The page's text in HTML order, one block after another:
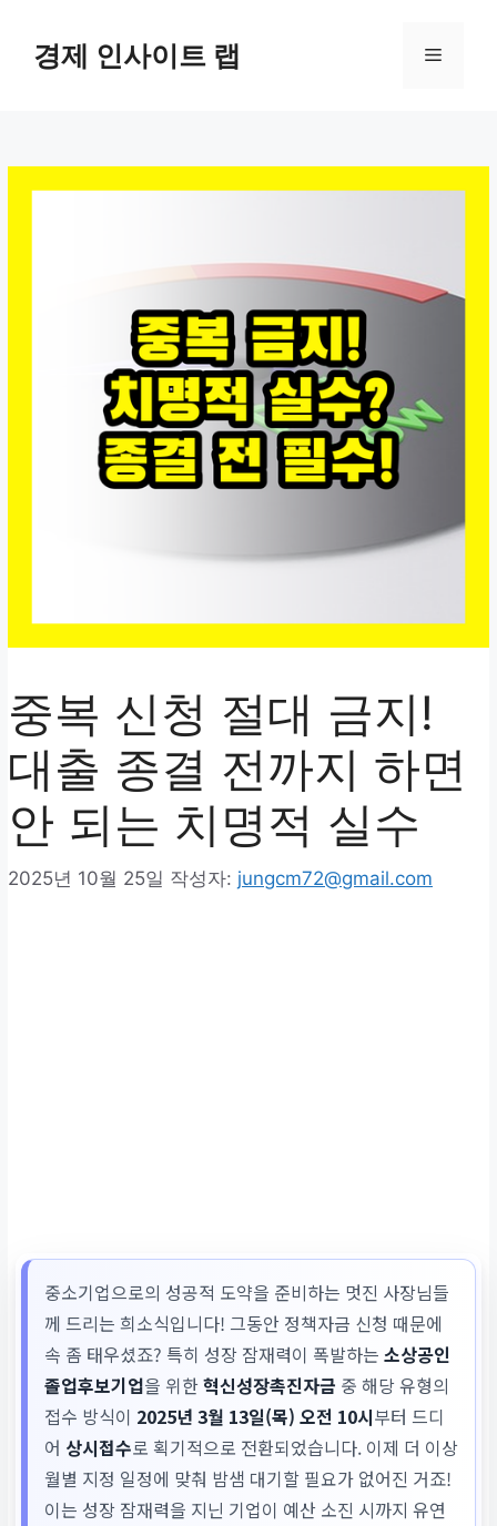
경제 인사이트 랩 메
중복 신청 절대 금지!
대출 종결 전까지 하면
안 되는 치명적 실수
2025년 10월 25일 작성자: jungcm72@gmail.com
중소기업으로의 성공적 도약을 준비하는 멋진 사장님들
께 드리는 희소식입니다! 그동안 정책자금 신청 때문에
속 좀 태우셨죠? 특히 성장 잠재력이 폭발하는 소상공인
졸업후보기업을 위한 혁신성장촉진자금 중 해당 유형의
접수 방식이 2025년 3월 13일(목) 오전 10시부터 드디
어 상시접수로 획기적으로 전환되었습니다. 이제 더 이상
월별 지정 일정에 맞춰 밤샘 대기할 필요가 없어진 거죠!
이는 성장 잠재력을 지닌 기업이 예산 소진 시까지 유연